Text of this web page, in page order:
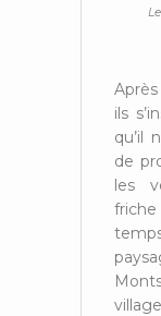
ils
qu’il
de
les